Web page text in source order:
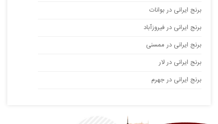
برنج ایرانی در بوانات
برنج ایرانی در فیروزآباد
برنج ایرانی در ممسنی
برنج ایرانی در لار
برنج ایرانی در جهرم